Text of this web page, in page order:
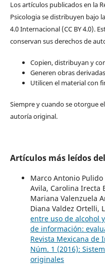
Los artículos publicados en la
Psicologia se distribuyen bajo
4.0 Internacional (CC BY 4.0).
conservan sus derechos de
Copien, distribuyan y
Generen obras derivadas
Utilicen el material con
Siempre y cuando se otorgue
autoría original.
Artículos más leídos
Marco Antonio
Avila, Carolina Irecta
Mariana Valenzuela
Diana Valdez Ortelli,
entre uso de alcohol
de información:
Revista Mexicana de
Núm. 1 (2016):
originales